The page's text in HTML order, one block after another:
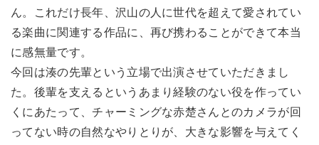
ん。これだけ長年、沢山の人に世代を超えて愛されてい
る楽曲に関連する作品に、再び携わることができて本当
に感無量です。
今回は湊の先輩という立場で出演させていただきまし
た。後輩を支えるというあまり経験のない役を作ってい
くにあたって、チャーミングな赤楚さんとのカメラが回
ってない時の自然なやりとりが、大きな影響を与えてく